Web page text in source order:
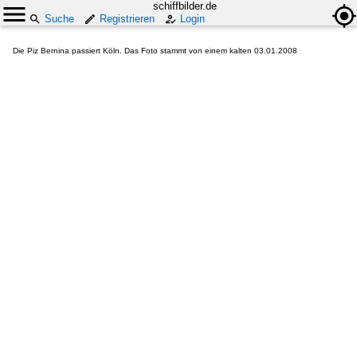
schiffbilder.de
Suche
Registrieren Login
Die Piz Bernina passiert Köln. Das Foto stammt von einem kalten 03.01.2008